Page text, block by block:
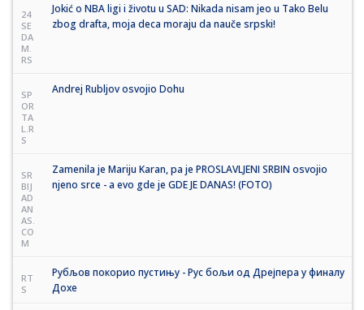
24
SE
DA
M.
RS
Jokić o NBA ligi i životu u SAD: Nikada nisam jeo u Tako Belu
zbog drafta, moja deca moraju da nauče srpski!
SP
OR
TA
L.R
S
Andrej Rubljov osvojio Dohu
SR
BIJ
AD
AN
AS.
CO
M
Zamenila je Mariju Karan, pa je PROSLAVLJENI SRBIN osvojio
njeno srce - a evo gde je GDE JE DANAS! (FOTO)
RT
S
Рубљов покорио пустињу - Рус бољи од Дрејпера у финалу
Дохе